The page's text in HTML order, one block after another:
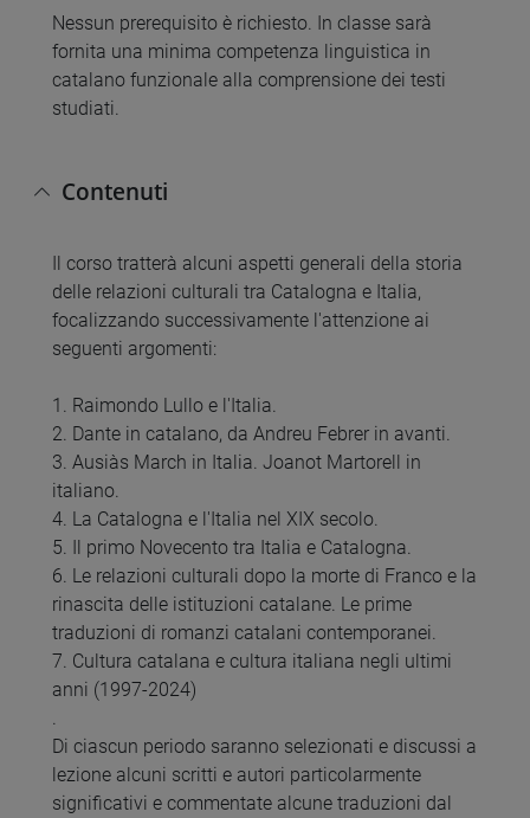
Nessun prerequisito è richiesto. In classe sarà
fornita una minima competenza linguistica in
catalano funzionale alla comprensione dei testi
studiati.
Contenuti
Il corso tratterà alcuni aspetti generali della storia
delle relazioni culturali tra Catalogna e Italia,
focalizzando successivamente l'attenzione ai
seguenti argomenti:
1. Raimondo Lullo e l'Italia.
2. Dante in catalano, da Andreu Febrer in avanti.
3. Ausiàs March in Italia. Joanot Martorell in
italiano.
4. La Catalogna e l'Italia nel XIX secolo.
5. Il primo Novecento tra Italia e Catalogna.
6. Le relazioni culturali dopo la morte di Franco e la
rinascita delle istituzioni catalane. Le prime
traduzioni di romanzi catalani contemporanei.
7. Cultura catalana e cultura italiana negli ultimi
anni (1997-2024)
Di ciascun periodo saranno selezionati e discussi a
lezione alcuni scritti e autori particolarmente
significativi e commentate alcune traduzioni dal